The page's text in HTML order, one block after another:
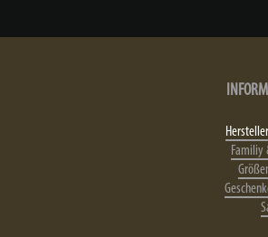
Familiy